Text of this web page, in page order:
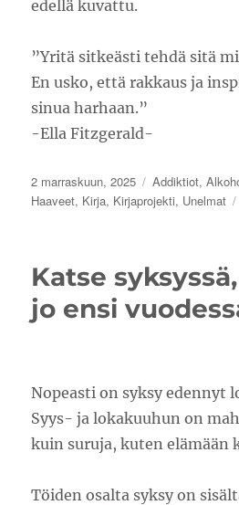
edellä kuvattu.
”Yritä sitkeästi tehdä sitä
En usko, että rakkaus ja
sinua harhaan.”
-Ella Fitzgerald-
Julkaistu
2 marraskuun, 2025 Kategoriat
Addiktiot,
Haaveet, Kirja, Kirjaprojekti, Unelmat
Katse
jo ensi
Nopeasti on syksy edennyt
Syys- ja lokakuuhun on
kuin suruja, kuten elämään
Töiden osalta syksy on